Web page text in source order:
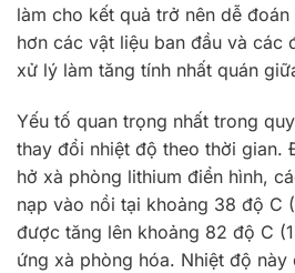
làm cho kết quả trở nên dễ
hơn các vật liệu ban đầu và các
xử lý làm tăng tính nhất quán
Yếu tố quan trọng nhất trong
thay đổi nhiệt độ theo thời gian.
hở xà phòng lithium điển hình,
nạp vào nồi tại khoảng 38 độ C
được tăng lên khoảng 82 độ C
ứng xà phòng hóa. Nhiệt độ